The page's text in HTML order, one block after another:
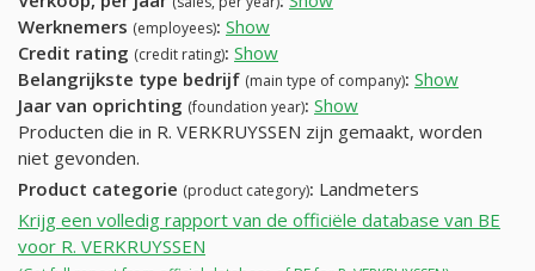
Werknemers (employees): Show
Credit rating (credit rating): Show
Belangrijkste type bedrijf (main type of company): Show
Jaar van oprichting (foundation year): Show
Producten die in R. VERKRUYSSEN zijn gemaakt, worden
niet gevonden.
Product categorie (product category): Landmeters
Krijg een volledig rapport van de officiële database van BE
voor R. VERKRUYSSEN